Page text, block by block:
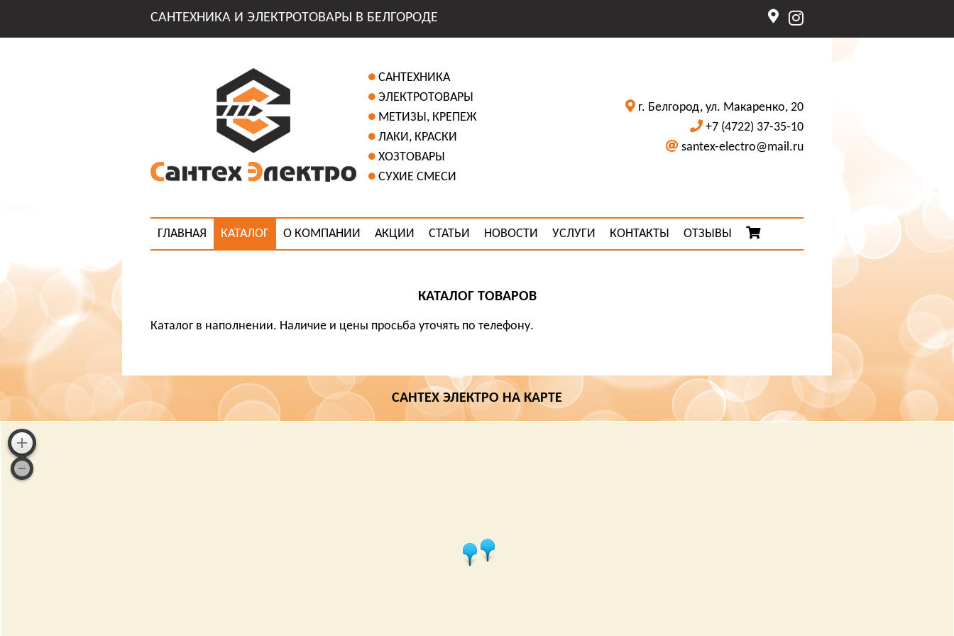
САНТЕХНИКА И ЭЛЕКТРОТОВАРЫ В БЕЛГОРОДЕ
САНТЕХНИКА
ЭЛЕКТРОТОВАРЫ
МЕТИЗЫ, КРЕПЕЖ
ЛАКИ, КРАСКИ
ХОЗТОВАРЫ
СУХИЕ СМЕСИ
г. Белгород, ул. Макаренко, 20
+7 (4722) 37-35-10
santex-electro@mail.ru
ГЛАВНАЯ КАТАЛОГ О КОМПАНИИ АКЦИИ СТАТЬИ НОВОСТИ УСЛУГИ КОНТАКТЫ ОТЗЫВЫ
КАТАЛОГ ТОВАРОВ
Каталог в наполнении. Наличие и цены просьба уточять по телефону.
САНТЕХ ЭЛЕКТРО НА КАРТЕ